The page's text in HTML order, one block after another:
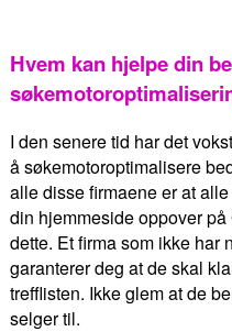
Hvem kan hjelpe din
I den senere tid har det
å søkemotoroptimalisere
alle disse firmaene er at
din hjemmeside oppover
dette. Et firma som ikke har
garanterer deg at de skal
trefflisten. Ikke glem at de
selger til.